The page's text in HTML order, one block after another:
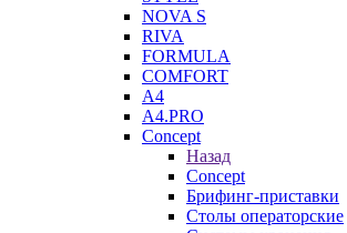
NOVA S
RIVA
FORMULA
COMFORT
A4
A4.PRO
Concept
Назад
Concept
Брифинг-приставки
Столы операторские